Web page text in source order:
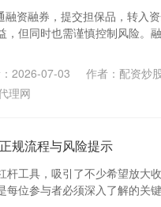
资融券，提交担保品，转入
，但同时也需谨慎控制风险。
2026-07-03
作者：配资炒
理网
规流程与风险提示
杆工具，吸引了不少希望放大
每位参与者必须深入了解的关